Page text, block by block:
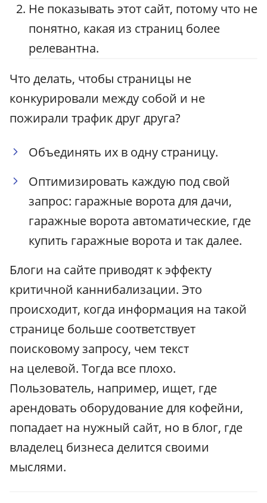
Не показывать этот сайт, потому что не
понятно, какая из страниц более
релевантна.
Что делать, чтобы страницы не
конкурировали между собой и не
пожирали трафик друг друга?
Объединять их в одну страницу.
Оптимизировать каждую под свой
запрос: гаражные ворота для дачи,
гаражные ворота автоматические, где
купить гаражные ворота и так далее.
Блоги на сайте приводят к эффекту
критичной каннибализации. Это
происходит, когда информация на такой
странице больше соответствует
поисковому запросу, чем текст
на целевой. Тогда все плохо.
Пользователь, например, ищет, где
арендовать оборудование для кофейни,
попадает на нужный сайт, но в блог, где
владелец бизнеса делится своими
мыслями.